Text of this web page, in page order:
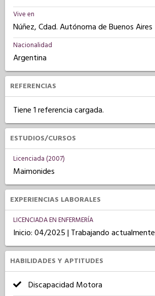
Vive en
Núñez, Cdad. Autónoma de Buenos Aires
Nacionalidad
Argentina
REFERENCIAS
Tiene 1 referencia cargada.
ESTUDIOS/CURSOS
Licenciada (2007)
Maimonides
EXPERIENCIAS LABORALES
LICENCIADA EN ENFERMERÍA
Inicio: 04/2025 | Trabajando actualmente
HABILIDADES Y APTITUDES
Discapacidad Motora